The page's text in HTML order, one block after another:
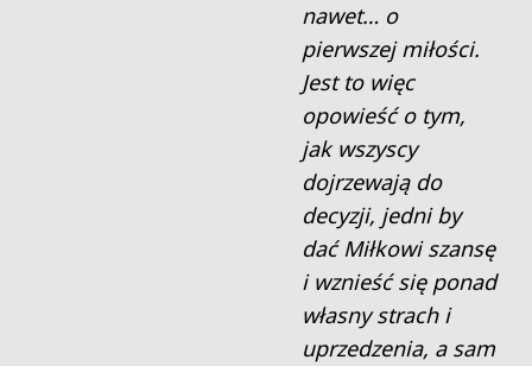
nawet… o
pierwszej miłości.
Jest to więc
opowieść o tym,
jak wszyscy
dojrzewają do
decyzji, jedni by
dać Miłkowi szansę
i wznieść się ponad
własny strach i
uprzedzenia, a sam